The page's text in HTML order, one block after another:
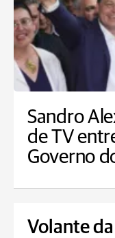
Sandro
de TV
Governo
Volante